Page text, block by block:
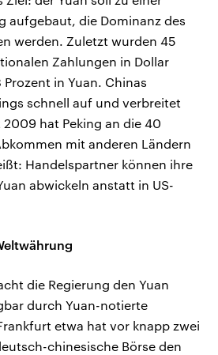
aufgebaut, die Dominanz des
werden. Zuletzt wurden 45
Zahlungen in Dollar
in Yuan. Chinas
schnell auf und verbreitet
hat Peking an die 40
mit anderen Ländern
Handelspartner können ihre
abwickeln anstatt in US-
die Regierung den Yuan
durch Yuan-notierte
etwa hat vor knapp zwei
chinesische Börse den